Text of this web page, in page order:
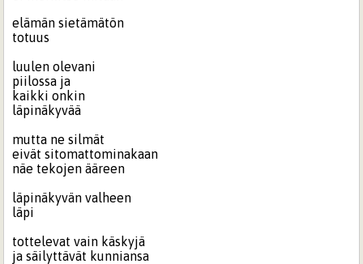
elämän sietämätön
totuus
luulen olevani
piilossa ja
kaikki onkin
läpinäkyvää
mutta ne silmät
eivät sitomattominakaan
näe tekojen ääreen
läpinäkyvän valheen
läpi
tottelevat vain käskyjä
ja säilyttävät kunniansa